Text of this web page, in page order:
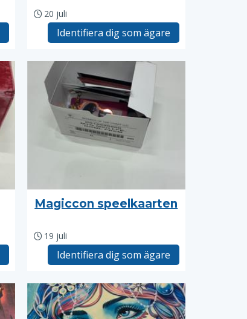
20 juli
Identifiera dig som ägare
Magiccon speelkaarten
19 juli
Identifiera dig som ägare